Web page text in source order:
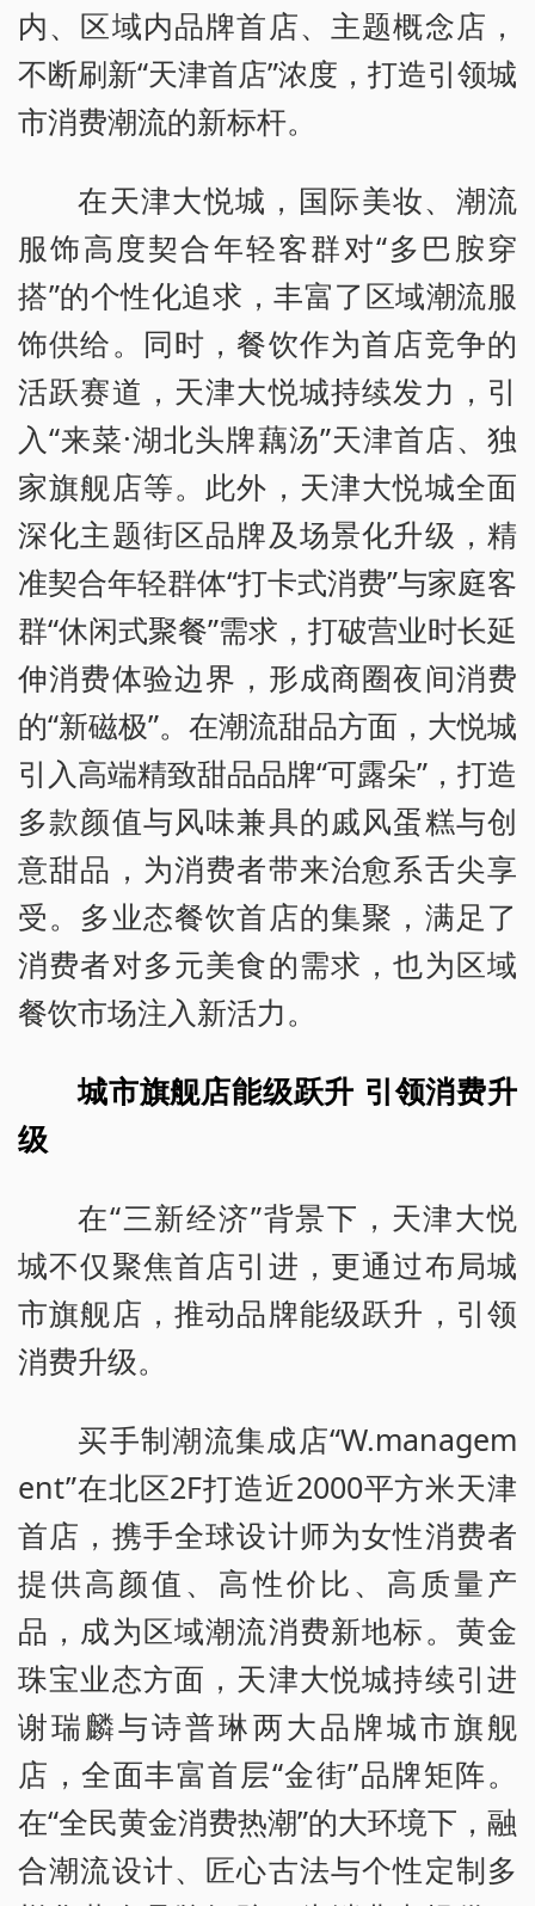
内、区域内品牌首店、主题概念店，
不断刷新“天津首店”浓度，打造引领城
市消费潮流的新标杆。
在天津大悦城，国际美妆、潮流
服饰高度契合年轻客群对“多巴胺穿
搭”的个性化追求，丰富了区域潮流服
饰供给。同时，餐饮作为首店竞争的
活跃赛道，天津大悦城持续发力，引
入“来菜·湖北头牌藕汤”天津首店、独
家旗舰店等。此外，天津大悦城全面
深化主题街区品牌及场景化升级，精
准契合年轻群体“打卡式消费”与家庭客
群“休闲式聚餐”需求，打破营业时长延
伸消费体验边界，形成商圈夜间消费
的“新磁极”。在潮流甜品方面，大悦城
引入高端精致甜品品牌“可露朵”，打造
多款颜值与风味兼具的戚风蛋糕与创
意甜品，为消费者带来治愈系舌尖享
受。多业态餐饮首店的集聚，满足了
消费者对多元美食的需求，也为区域
餐饮市场注入新活力。
城市旗舰店能级跃升 引领消费升
级
在“三新经济”背景下，天津大悦
城不仅聚焦首店引进，更通过布局城
市旗舰店，推动品牌能级跃升，引领
消费升级。
买手制潮流集成店“W.managem
ent”在北区2F打造近2000平方米天津
首店，携手全球设计师为女性消费者
提供高颜值、高性价比、高质量产
品，成为区域潮流消费新地标。黄金
珠宝业态方面，天津大悦城持续引进
谢瑞麟与诗普琳两大品牌城市旗舰
店，全面丰富首层“金街”品牌矩阵。
在“全民黄金消费热潮”的大环境下，融
合潮流设计、匠心古法与个性定制多